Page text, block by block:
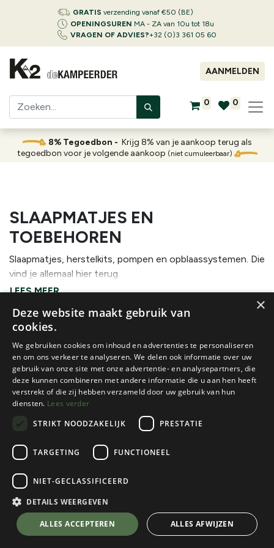
GRATIS verzending vanaf €50 (BE)
OPENINGSUREN MA - ZA van 10u tot 18u
VRAGEN OF ADVIES?+32 (0)3 361 05 60
AANMELDEN
0 0
8% Tegoedbon - Krijg 8% van je aankoop terug als
tegoedbon voor je volgende aankoop (niet cumuleerbaar)
SLAAPMATJES EN
TOEBEHOREN
Slaapmatjes, herstelkits, pompen en opblaassystemen. Die
vind je allemaal hier terug.
SLAAPMATJES EN TOEBEHOREN
Geen product gedefinieerd
No product defined in category "
Slaapmatjes en Toebehoren
×
Deze website maakt gebruik van
cookies.
We gebruiken cookies om inhoud en advertenties te personaliseren
en om ons verkeer te analyseren. We delen ook informatie over uw
gebruik van onze site met onze advertentie- en analysepartners, die
deze kunnen combineren met andere informatie die u aan hen heeft
verstrekt of die zij hebben verzameld door uw gebruik van hun
diensten. Lees verder
STRIKT NOODZAKELIJK
PRESTATIE
TARGETING FUNCTIONEEL
NIET-GECLASSIFICEERD
DETAILS WEERGEVEN
ALLES ACCEPTEREN ALLES AFWIJZEN